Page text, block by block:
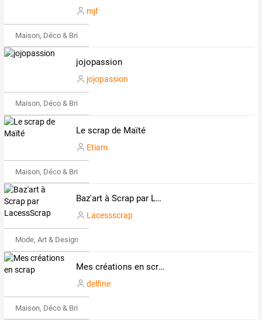
mjf
Maison, Déco & Bricolage
jojopassion
jojopassion
Maison, Déco & Bricolage
Le scrap de Maïté
Etiam
Maison, Déco & Bricolage
Baz'art à Scrap par LacessScrap
Lacessscrap
Mode, Art & Design
Mes créations en scrap
delfine
Maison, Déco & Bricolage